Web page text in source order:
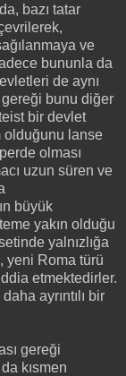
bazı tatar
ve
bununla da
de aynı
gereği bunu diğer
bir devlet
olduğunu lanse
olması
uzun süren ve
büyük
yakın olduğu
yalnızlığa
yeni Roma türü
etmektedirler.
ayrıntılı bir
gereği
kısmen